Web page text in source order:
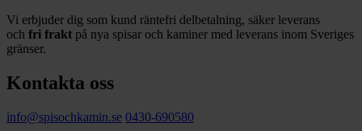
Vi erbjuder dig som kund räntefri delbetalning, säker leverans
och fri frakt på nya spisar och kaminer med leverans inom Sveriges
gränser.
Kontakta oss
info@spisochkamin.se 0430-690580